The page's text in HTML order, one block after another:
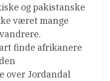
og pakistanske
været mange
finde afrikanere
over Jordandal